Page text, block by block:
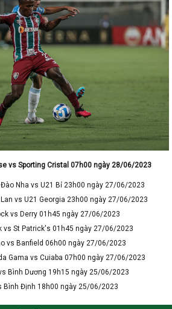
vs Sporting Cristal 07h00 ngày 28/06/2023
Nha vs U21 Bỉ 23h00 ngày 27/06/2023
vs U21 Georgia 23h00 ngày 27/06/2023
vs Derry 01h45 ngày 27/06/2023
vs St Patrick's 01h45 ngày 27/06/2023
vs Banfield 06h00 ngày 27/06/2023
Gama vs Cuiaba 07h00 ngày 27/06/2023
Bình Dương 19h15 ngày 25/06/2023
Bình Định 18h00 ngày 25/06/2023